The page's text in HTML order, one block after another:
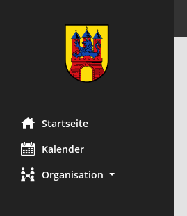
Startseite
Kalender
Organisation